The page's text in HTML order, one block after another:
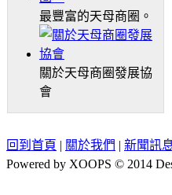
最豐富的天母商圈。
關於天母商圈發展協
會
回到首頁 | 關於我們 | 新聞訊
Powered by XOOPS © 2014